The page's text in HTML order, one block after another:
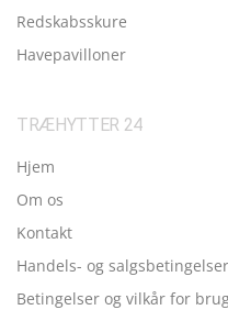
Redskabsskure
Havepavilloner
TRÆHYTTER 24
Hjem
Om os
Kontakt
Handels- og salgsbetingelser
Betingelser og vilkår for